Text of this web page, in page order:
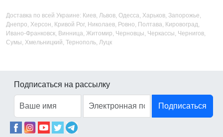
Доставка по всей Украине: Киев, Львов, Одесса, Харьков, Запорожье,
Днепро, Херсон, Кривой Рог, Николаев, Ровно, Полтава, Кировоград,
Ивано-Франковск, Винница, Житомир, Черновцы, Черкассы, Чернигов,
Сумы, Хмельницкий, Тернополь, Луцк
Подписаться на рассылку
Подписаться